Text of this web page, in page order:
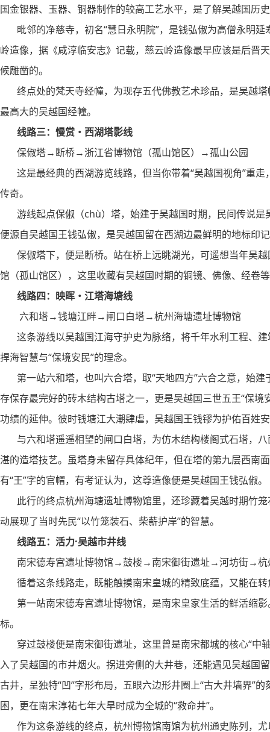
国金银器、玉器、铜器制作的较高工艺水平，是了解吴越国历
毗邻的净慈寺，初名“慧日永明院”，是钱弘俶为高僧永明延
岭造像，据《咸淳临安志》记载，慈云岭造像最早应该是后晋
候雕凿的。
终点处的梵天寺经幢，为现存五代佛教艺术珍品，是吴越
最高大的吴越国经幢。
线路三：慢赏・西湖塔影线
保俶塔→断桥→浙江省博物馆（孤山馆区）→孤山公园
这是最经典的西湖游览线路，但当你带着“吴越国视角”重走
传奇。
游线起点保俶（chù）塔，始建于吴越国时期，民间传说是
便源自吴越国王钱弘俶，是吴越国留在西湖边最鲜明的地标印
保俶塔下，便是断桥。站在桥上远眺湖光，可遥想当年吴
馆（孤山馆区），这里收藏有吴越国时期的铜镜、佛像、经卷
线路四：映晖・江塔海塘线
六和塔→钱塘江畔→闸口白塔→杭州海塘遗址博物馆
这条游线以吴越国江海守护史为脉络，将千年水利工程、
捍海智慧与“保境安民”的理念。
第一站六和塔，也叫六合塔，取“天地四方”六合之意，始建
存保存最完好的砖木结构古塔之一，更是吴越国三世五王“保
功绩的延伸。彼时钱塘江大潮肆虐，吴越国王钱镠为护佑百姓
与六和塔遥遥相望的闸口白塔，为仿木结构楼阁式石塔，
湛的造塔技艺。虽塔身未留存具体纪年，但在塔的第九层西南
有“王”字的官帽，有考证认为，这尊造像便是吴越国王钱弘俶。
此行的终点杭州海塘遗址博物馆里，还珍藏着吴越时期竹
动展现了当时先民“以竹笼装石、柴薪护岸”的智慧。
线路五：活力·吴越市井线
南宋德寿宫遗址博物馆→鼓楼→南宋御街遗址→河坊街→杭
循着这条线路走，既能触摸南宋皇城的精致底蕴，又能在转
第一站南宋德寿宫遗址博物馆，是南宋皇家生活的鲜活缩
标。
穿过鼓楼便是南宋御街遗址，这里曾是南宋都城的核心“中
入了吴越国的市井烟火。拐进旁侧的大井巷，还能遇见吴越国
古井，呈独特“凹”字形布局，五眼六边形井圈上“古大井墙界”
困，更在南宋淳祐七年大旱时成为全城的“救命井”。
作为这条游线的终点，杭州博物馆南馆为杭州通史陈列，